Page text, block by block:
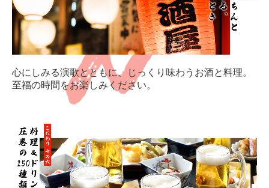
心にしみる演歌とともに、じっくり味わうお酒と料理。
至福の時間をお楽しみください。